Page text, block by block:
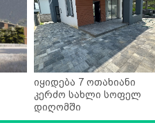
იყიდება 7 ოთახიანი
კერძო სახლი სოფელ
დიღომში